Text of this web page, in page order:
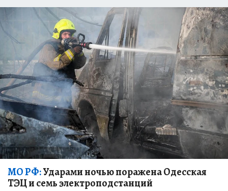
МО РФ:Ударами ночью поражена Одесская
ТЭЦ и семь электроподстанций